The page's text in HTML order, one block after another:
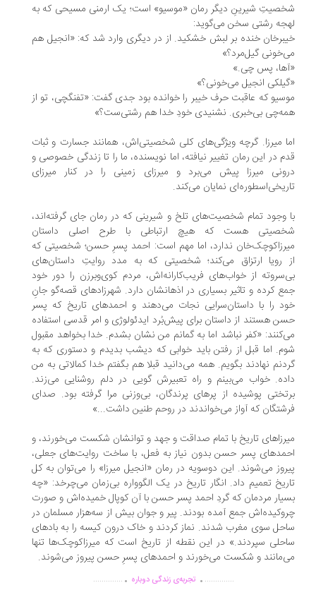
شیرینِ دیگر رمان «موسیو» است؛ یک ارمنی مسیحی که به
رشتی سخن می‌گوید:
خنده بر لبش خشکید. از در دیگری وارد شد که: «انجیل هم
گیل‌مرد؟»
پس چی.»
انجیل می‌خونی؟»
که عاقبت حرف خیبر را خوانده بود جدی گفت: «تفنگچی، تو از
بی‌خبری. نشنیدی خودِ خدا هم رشتی‌ست؟»
میرزا. گرچه ویژگی‌های کلی شخصیتی‌اش، همانند جسارت و ثبات
در این رمان تغییر نیافته، اما نویسنده، ما را تا زندگی خصوصی و
میرزا پیش می‌برد و میرزای زمینی را در کنار میرزای
نمایان می‌کند.
وجود تمام شخصیت‌های تلخ و شیرینی که در رمان جای گرفته‌اند،
هست که هیچ ارتباطی با طرح اصلی داستان
ندارد، اما مهم است: احمد پسرِ حسن؛ شخصیتی که
رویا ارتزاق می‌کند؛ شخصیتی که به مدد روایتِ داستان‌های
از خواب‌های فریب‌کارانه‌اش، مردم کوی‌وبرزن را دور خود
کرده و تاثیر بسیاری در اذهانشان دارد. شهرزادهای قصه‌گو جانِ
را با داستان‌سرایی نجات می‌دهند و احمدهای تاریخ که پسر
هستند از داستان برای پیش‌بُرد ایدئولوژی و امر قدسی استفاده
«کفر نباشد اما به گمانم من نشان بشدم. خدا بخواهد مقبول
اما قبل از رفتن باید خوابی که دیشب بدیدم و دستوری که به
نهادند بگویم. همه می‌دانید قبلا هم بگفتم خدا کمالاتی به من
خواب می‌بینم و راه تعبیرش گویی در دلم روشنایی می‌زند.
پوشیده از پرهای پرندگان، بی‌وزنی مرا گرفته بود. صدای
که آواز می‌خواندند در روحم طنین داشت...»
تاریخ با تمام صداقت و جهد و توانشان شکست می‌خورند، و
پسر حسن بدون نیاز به فعل، با ساخت روایت‌های جعلی،
می‌شوند. این دوسویه در رمان «انجیل میرزا» را می‌توان به کل
تعمیم داد. انگار تاریخ در یک الگوواره‌ بی‌زمان می‌چرخد: «چه
مردمان که گردِ احمد پسر حسن با آن کوپال خمیده‌اش و صورت
جمع آمده بودند. پیر و جوان بیش از سه‌هزار مسلمان در
سوی مغرب شدند. نماز کردند و خاک درون کیسه را به بادهای
سپردند.» در این نقطه از تاریخ است که میرزاکوچک‌ها تنها
و شکست می‌خورند و احمدهای پسرِ حسن پیروز می‌شوند.
.............. .تجربه‌ی زندگی دوباره ...............